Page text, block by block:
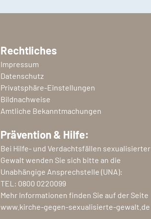
Rechtliches
Impressum
Datenschutz
Privatsphäre-Einstellungen
Bildnachweise
Amtliche Bekanntmachungen
Prävention & Hilfe:
Bei Hilfe- und Verdachtsfällen sexualisierter
Gewalt wenden Sie sich bitte an die
Unabhängige Ansprechstelle (UNA):
TEL: 0800 0220099
Mehr Informationen finden Sie auf der Seite
www.kirche-gegen-sexualisierte-gewalt.de